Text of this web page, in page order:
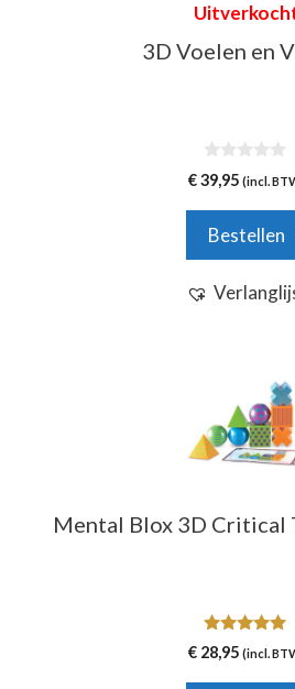
3D Voelen en
0
v
5
€39,95 (incl.
Bestellen
Mental Blox 3D Critical
5.00
van 5
€ 28,95 (incl.